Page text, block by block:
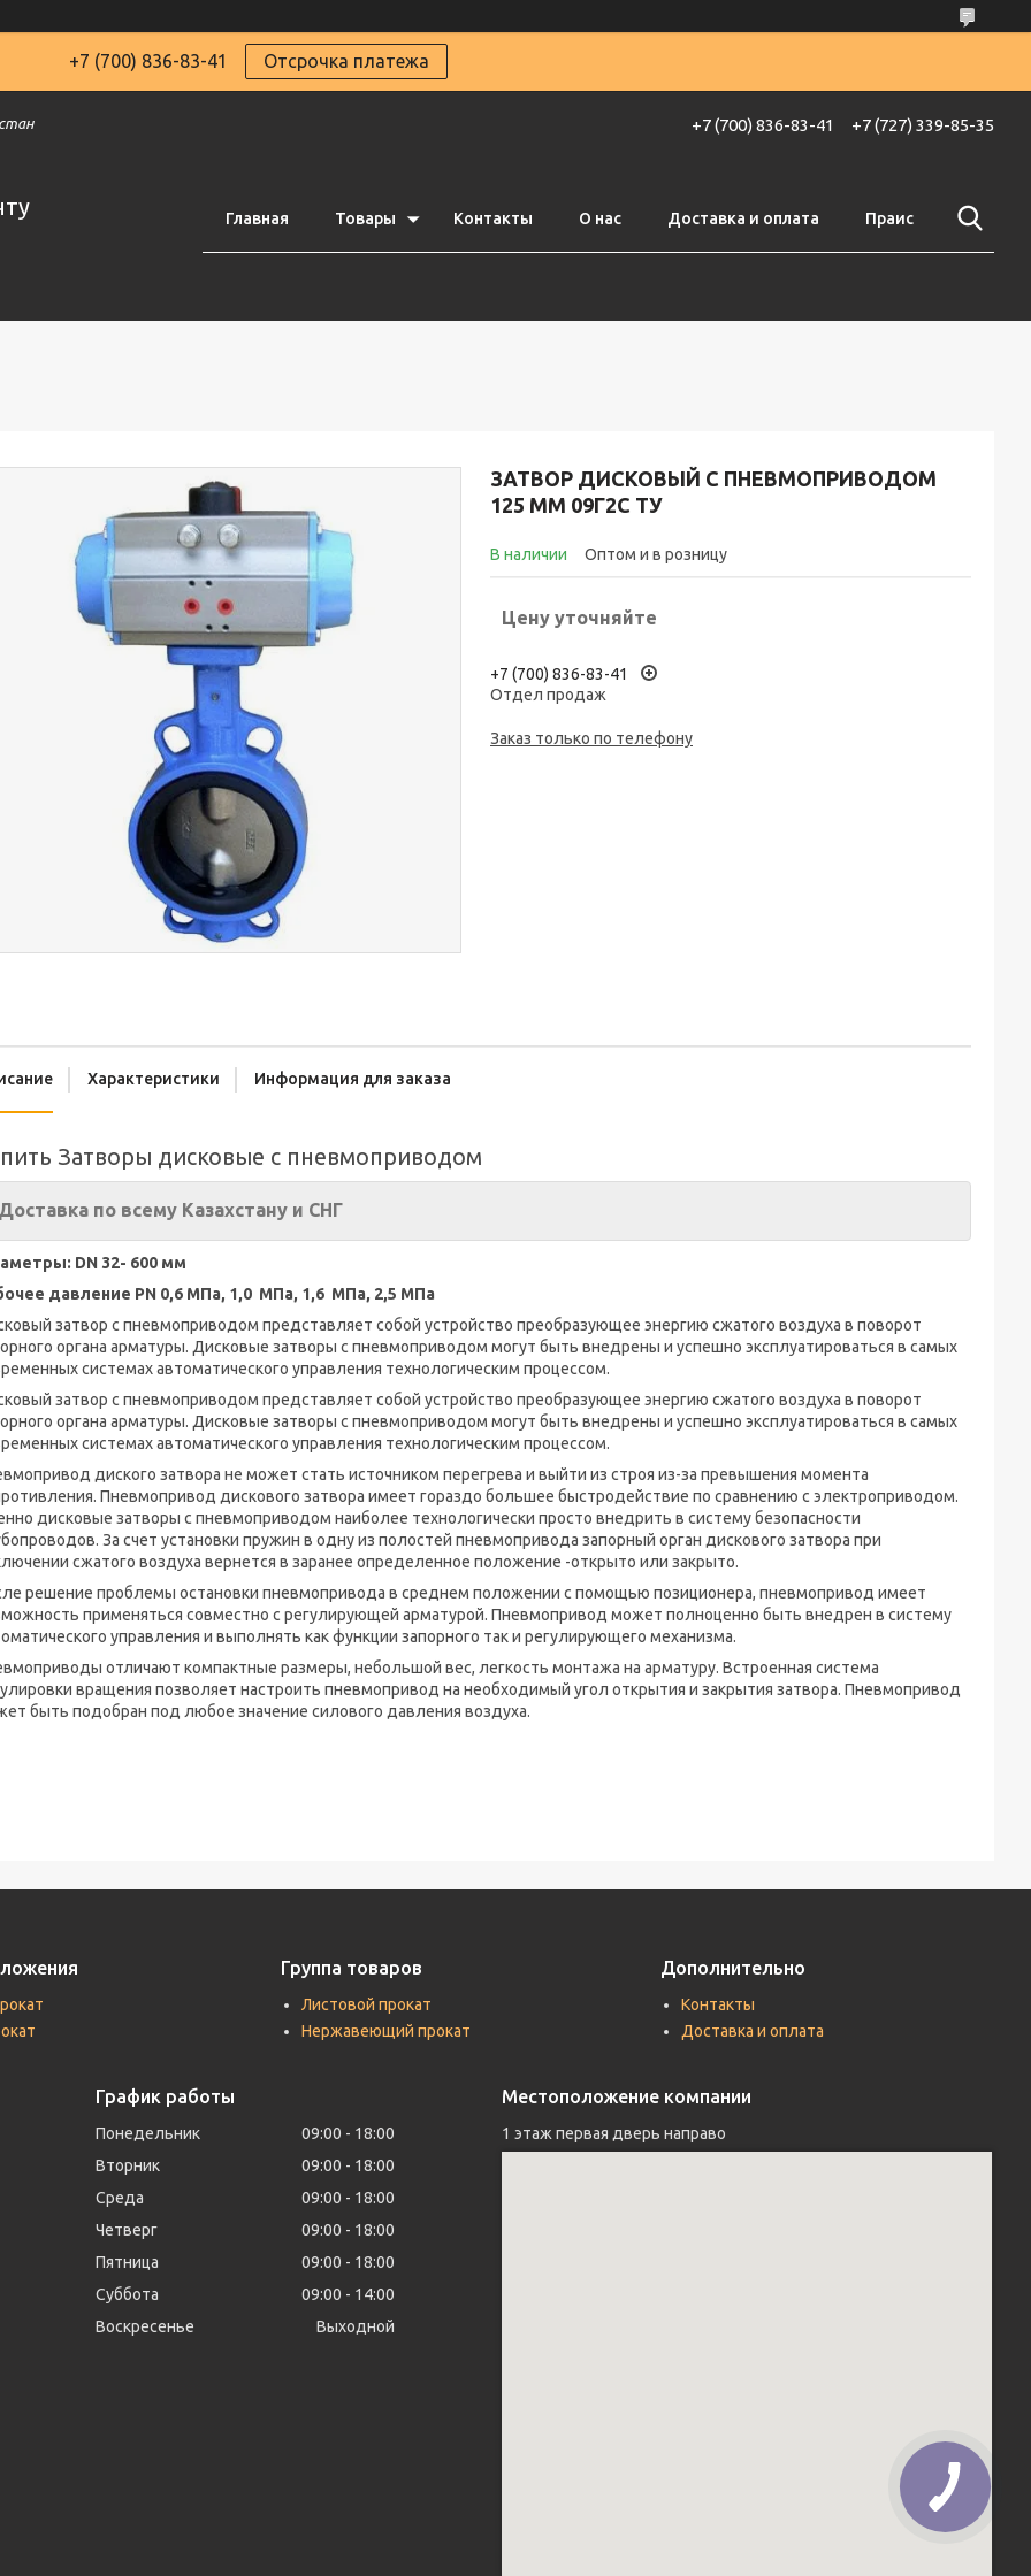
+7 (700) 836-83-41 Отсрочка платежа
+7 (700) 836-83-41 +7 (727) 339-85-35
Главная Товары Контакты О нас Доставка и оплата Праис
ЗАТВОР ДИСКОВЫЙ С ПНЕВМОПРИВОДОМ
125 ММ 09Г2С ТУ
В наличии Оптом и в розницу
Цену уточняйте
+7 (700) 836-83-41
Отдел продаж
Заказ только по телефону
Характеристики Информация для заказа
Затворы дисковые с пневмоприводом
Доставка по всему Казахстану и СНГ
DN 32- 600 мм
давление PN 0,6 МПа, 1,0 МПа, 1,6 МПа, 2,5 МПа
затвор с пневмоприводом представляет собой устройство преобразующее энергию сжатого воздуха в поворот
органа арматуры. Дисковые затворы с пневмоприводом могут быть внедрены и успешно эксплуатироваться в самых
системах автоматического управления технологическим процессом.
затвор с пневмоприводом представляет собой устройство преобразующее энергию сжатого воздуха в поворот
органа арматуры. Дисковые затворы с пневмоприводом могут быть внедрены и успешно эксплуатироваться в самых
системах автоматического управления технологическим процессом.
диского затвора не может стать источником перегрева и выйти из строя из-за превышения момента
Пневмопривод дискового затвора имеет гораздо большее быстродействие по сравнению с электроприводом.
дисковые затворы с пневмоприводом наиболее технологически просто внедрить в систему безопасности
За счет установки пружин в одну из полостей пневмопривода запорный орган дискового затвора при
сжатого воздуха вернется в заранее определенное положение -открыто или закрыто.
решение проблемы остановки пневмопривода в среднем положении с помощью позиционера, пневмопривод имеет
применяться совместно с регулирующей арматурой. Пневмопривод может полноценно быть внедрен в систему
управления и выполнять как функции запорного так и регулирующего механизма.
отличают компактные размеры, небольшой вес, легкость монтажа на арматуру. Встроенная система
вращения позволяет настроить пневмопривод на необходимый угол открытия и закрытия затвора. Пневмопривод
быть подобран под любое значение силового давления воздуха.
Группа товаров
Листовой прокат
Нержавеющий прокат
Дополнительно
Контакты
Доставка и оплата
График работы
Понедельник 09:00
18:00
Вторник
09:00
18:00
Среда
09:00
18:00
Четверг
09:00
18:00
Пятница
09:00
18:00
Суббота
09:00
14:00
Воскресенье
Выходной
Местоположение компании
1 этаж первая дверь направо